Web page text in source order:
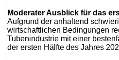
Moderater Ausblick für das
Aufgrund der anhaltend
wirtschaftlichen Bedingungen
Tubenindustrie mit einer
der ersten Hälfte des Jahres